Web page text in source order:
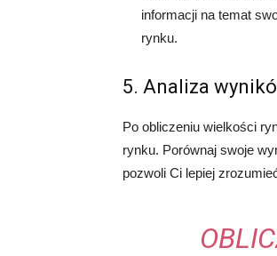
informacji na temat
rynku.
5. Analiza
Po obliczeniu wielkości
rynku. Porównaj swoje
pozwoli Ci lepiej